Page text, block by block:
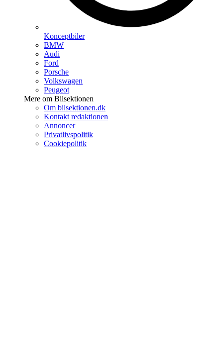
Konceptbiler
BMW
Audi
Ford
Porsche
Volkswagen
Peugeot
Mere om Bilsektionen
Om bilsektionen.dk
Kontakt redaktionen
Annoncer
Privatlivspolitik
Cookiepolitik